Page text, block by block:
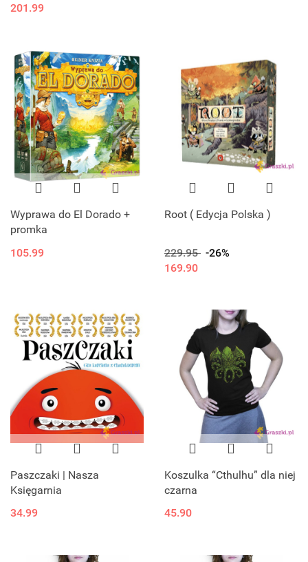
201.99
Wyprawa do El Dorado +
promka
105.99
Root ( Edycja Polska )
229.95 -26%
169.90
Paszczaki | Nasza
Księgarnia
34.99
Koszulka “Cthulhu” dla niej
czarna
45.90